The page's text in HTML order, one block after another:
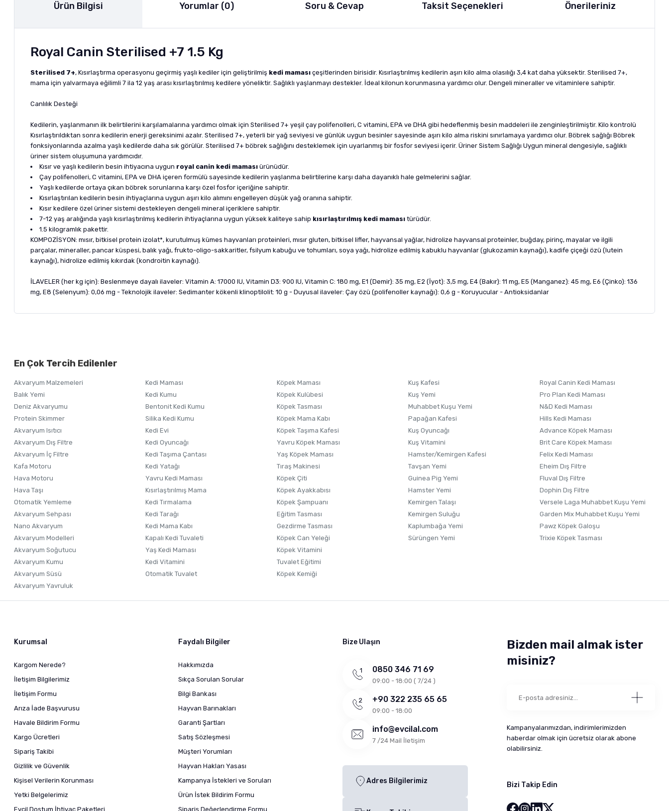
Ürün Bilgisi Yorumlar (0) Soru & Cevap Taksit Seçenekleri Önerileriniz
Royal Canin Sterilised +7 1.5 Kg
Sterilised 7+, Kısırlaştırma operasyonu geçirmiş yaşlı kediler için geliştirilmiş kedi maması çeşitlerinden birisidir. Kısırlaştırılmış kedilerin aşırı kilo alma olasılığı 3,4 kat daha yüksektir. Sterilised 7+,
mama için yalvarmaya eğilimli 7 ila 12 yaş arası kısırlaştırılmış kedilere yöneliktir. Sağlıklı yaşlanmayı destekler. İdeal kilonun korunmasına yardımcı olur. Dengeli mineraller ve vitaminlere sahiptir.
Canlılık Desteği
Kedilerin, yaşlanmanın ilk belirtilerini karşılamalarına yardımcı olmak için Sterilised 7+ yeşil çay polifenolleri, C vitamini, EPA ve DHA gibi hedeflenmiş besin maddeleri ile zenginleştirilmiştir. Kilo kontrolü
Kısırlaştırıldıktan sonra kedilerin enerji gereksinimi azalır. Sterilised 7+, yeterli bir yağ seviyesi ve günlük uygun besinler sayesinde aşırı kilo alma riskini sınırlamaya yardımcı olur. Böbrek sağlığı Böbrek
fonksiyonlarında azalma yaşlı kedilerde daha sık görülür. Sterilised 7+ böbrek sağlığını desteklemek için uyarlanmış bir fosfor seviyesi içerir. Üriner Sistem Sağlığı Uygun mineral dengesiyle, sağlıklı
üriner sistem oluşumuna yardımcıdır.
Kısır ve yaşlı kedilerin besin ihtiyacına uygun royal canin kedi maması ürünüdür.
Çay polifenolleri, C vitamini, EPA ve DHA içeren formülü sayesinde kedilerin yaşlanma belirtilerine karşı daha dayanıklı hale gelmelerini sağlar.
Yaşlı kedilerde ortaya çıkan böbrek sorunlarına karşı özel fosfor içeriğine sahiptir.
Kısırlaştırılan kedilerin besin ihtiyaçlarına uygun aşırı kilo alımını engelleyen düşük yağ oranına sahiptir.
Kısır kedilere özel üriner sistemi destekleyen dengeli mineral içeriklere sahiptir.
7-12 yaş aralığında yaşlı kısırlaştırılmış kedilerin ihtiyaçlarına uygun yüksek kaliteye sahip kısırlaştırılmış kedi maması türüdür.
1.5 kilogramlık pakettir.
KOMPOZİSYON: mısır, bitkisel protein izolat*, kurutulmuş kümes hayvanları proteinleri, mısır gluten, bitkisel lifler, hayvansal yağlar, hidrolize hayvansal proteinler, buğday, pirinç, mayalar ve ilgili
parçalar, mineraller, pancar küspesi, balık yağı, frukto-oligo-sakkaritler, fsilyum kabuğu ve tohumları, soya yağı, hidrolize edilmiş kabuklu hayvanlar (glukozamin kaynağı), kadife çiçeği özü (lutein
kaynağı), hidrolize edilmiş kıkırdak (kondroitin kaynağı).
İLAVELER (her kg için): Beslenmeye dayalı ilaveler: Vitamin A: 17000 IU, Vitamin D3: 900 IU, Vitamin C: 180 mg, E1 (Demir): 35 mg, E2 (İyot): 3,5 mg, E4 (Bakır): 11 mg, E5 (Manganez): 45 mg, E6 (Çinko): 136
mg, E8 (Selenyum): 0,06 mg - Teknolojik ilaveler: Sedimanter kökenli klinoptilolit: 10 g - Duyusal ilaveler: Çay özü (polifenoller kaynağı): 0,6 g - Koruyucular - Antioksidanlar
Ürünü Satın Al ve Yorumla
Ürün açıklamasında eksik bilgiler bulunuyor.
Ürün fiyatı diğer sitelerden daha pahalı.
Bu ürüne benzer farklı alternatifler olmalı.
Gönder
En Çok Tercih Edilenler
Akvaryum Malzemeleri
Balık Yemi
Deniz Akvaryumu
Protein Skimmer
Akvaryum Isıtıcı
Akvaryum Dış Filtre
Akvaryum İç Filtre
Kafa Motoru
Hava Motoru
Hava Taşı
Otomatik Yemleme
Akvaryum Sehpası
Nano Akvaryum
Akvaryum Modelleri
Akvaryum Soğutucu
Akvaryum Kumu
Akvaryum Süsü
Akvaryum Yavruluk
Kedi Maması
Kedi Kumu
Bentonit Kedi Kumu
Silika Kedi Kumu
Kedi Evi
Kedi Oyuncağı
Kedi Taşıma Çantası
Kedi Yatağı
Yavru Kedi Maması
Kısırlaştırılmış Mama
Kedi Tırmalama
Kedi Tarağı
Kedi Mama Kabı
Kapalı Kedi Tuvaleti
Yaş Kedi Maması
Kedi Vitamini
Otomatik Tuvalet
Köpek Maması
Köpek Kulübesi
Köpek Tasması
Köpek Mama Kabı
Köpek Taşıma Kafesi
Yavru Köpek Maması
Yaş Köpek Maması
Tıraş Makinesi
Köpek Çiti
Köpek Ayakkabısı
Köpek Şampuanı
Eğitim Tasması
Gezdirme Tasması
Köpek Can Yeleği
Köpek Vitamini
Tuvalet Eğitimi
Köpek Kemiği
Kuş Kafesi
Kuş Yemi
Muhabbet Kuşu Yemi
Papağan Kafesi
Kuş Oyuncağı
Kuş Vitamini
Hamster/Kemirgen Kafesi
Tavşan Yemi
Guinea Pig Yemi
Hamster Yemi
Kemirgen Talaşı
Kemirgen Suluğu
Kaplumbağa Yemi
Sürüngen Yemi
Royal Canin Kedi Maması
Pro Plan Kedi Maması
N&D Kedi Maması
Hills Kedi Maması
Advance Köpek Maması
Brit Care Köpek Maması
Felix Kedi Maması
Eheim Dış Filtre
Fluval Dış Filtre
Dophin Dış Filtre
Versele Laga Muhabbet Kuşu Yemi
Garden Mix Muhabbet Kuşu Yemi
Pawz Köpek Galoşu
Trixie Köpek Tasması
Kurumsal
Kargom Nerede?
İletişim Bilgilerimiz
İletişim Formu
Arıza İade Başvurusu
Havale Bildirim Formu
Kargo Ücretleri
Sipariş Takibi
Gizlilik ve Güvenlik
Kişisel Verilerin Korunması
Yetki Belgelerimiz
Evcil Dostum İhtiyaç Paketleri
Faydalı Bilgiler
Hakkımızda
Sıkça Sorulan Sorular
Bilgi Bankası
Hayvan Barınakları
Garanti Şartları
Satış Sözleşmesi
Müşteri Yorumları
Hayvan Hakları Yasası
Kampanya İstekleri ve Soruları
Ürün İstek Bildirim Formu
Sipariş Değerlendirme Formu
Bize Ulaşın
0850 346 71 69
09:00 - 18:00 ( 7/24 )
+90 322 235 65 65
09:00 - 18:00
info@evcilal.com
7 /24 Mail İletişim
Adres Bilgilerimiz
Bizden mail almak ister
misiniz?
Kampanyalarımızdan, indirimlerimizden
haberdar olmak için ücretsiz olarak abone
olabilirsiniz.
Bizi Takip Edin